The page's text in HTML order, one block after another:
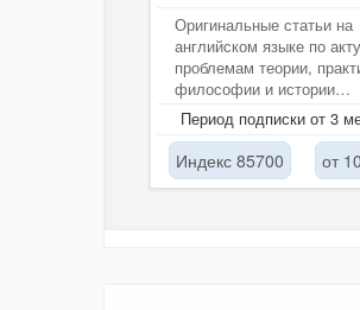
Оригинальные статьи на
английском языке по
проблемам теории,
философии и истории
образования.
Период подписки от 3
Индекс 85700 от